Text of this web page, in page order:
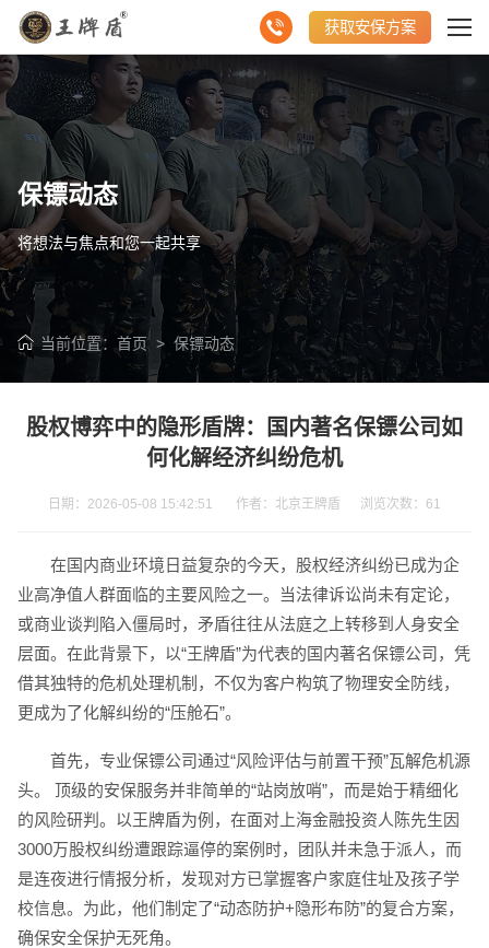
获取安保方案
保镖动态
将想法与焦点和您一起共享
当前位置： 首页> 保镖动态
股权博弈中的隐形盾牌：国内著名保镖公司如
何化解经济纠纷危机
日期：2026-05-08 15:42:51 作者：北京王牌盾 浏览次数： 61
在国内商业环境日益复杂的今天，股权经济纠纷已成为企
业高净值人群面临的主要风险之一。当法律诉讼尚未有定论，
或商业谈判陷入僵局时，矛盾往往从法庭之上转移到人身安全
层面。在此背景下，以“王牌盾”为代表的国内著名保镖公司，凭
借其独特的危机处理机制，不仅为客户构筑了物理安全防线，
更成为了化解纠纷的“压舱石”。
首先，专业保镖公司通过“风险评估与前置干预”瓦解危机源
头。 顶级的安保服务并非简单的“站岗放哨”，而是始于精细化
的风险研判。以王牌盾为例，在面对上海金融投资人陈先生因
3000万股权纠纷遭跟踪逼停的案例时，团队并未急于派人，而
是连夜进行情报分析，发现对方已掌握客户家庭住址及孩子学
校信息。为此，他们制定了“动态防护+隐形布防”的复合方案，
确保安全保护无死角。